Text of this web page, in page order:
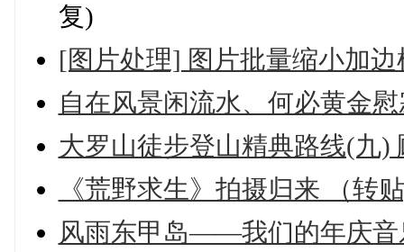
复)
[图片处理] 图片批量缩小加边
自在风景闲流水、何必黄金
大罗山徒步登山精典路线(九)
《荒野求生》拍摄归来 （转
风雨东甲岛——我们的年庆音